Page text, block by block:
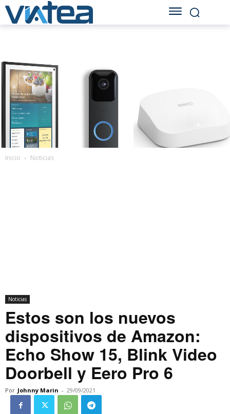
Inicio Noticias
Noticias
Estos son los nuevos
dispositivos de Amazon:
Echo Show 15, Blink Video
Doorbell y Eero Pro 6
Por Johnny Marin - 29/09/2021